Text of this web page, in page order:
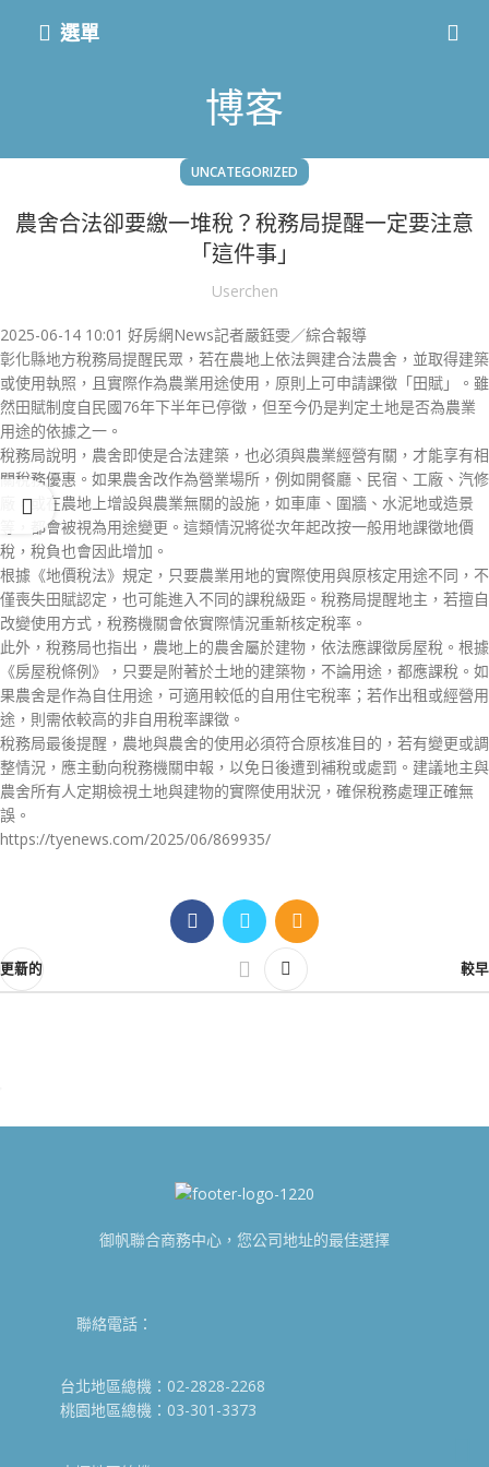
選單
博客
UNCATEGORIZED
農舍合法卻要繳一堆稅？稅務局提醒一定要注意
「這件事」
Userchen
2025-06-14 10:01 好房網News記者嚴鈺雯／綜合報導
彰化縣地方稅務局提醒民眾，若在農地上依法興建合法農舍，並取得建築
或使用執照，且實際作為農業用途使用，原則上可申請課徵「田賦」。雖
然田賦制度自民國76年下半年已停徵，但至今仍是判定土地是否為農業
用途的依據之一。
稅務局說明，農舍即使是合法建築，也必須與農業經營有關，才能享有相
關稅務優惠。如果農舍改作為營業場所，例如開餐廳、民宿、工廠、汽修
廠，或在農地上增設與農業無關的設施，如車庫、圍牆、水泥地或造景
等，都會被視為用途變更。這類情況將從次年起改按一般用地課徵地價
稅，稅負也會因此增加。
根據《地價稅法》規定，只要農業用地的實際使用與原核定用途不同，不
僅喪失田賦認定，也可能進入不同的課稅級距。稅務局提醒地主，若擅自
改變使用方式，稅務機關會依實際情況重新核定稅率。
此外，稅務局也指出，農地上的農舍屬於建物，依法應課徵房屋稅。根據
《房屋稅條例》，只要是附著於土地的建築物，不論用途，都應課稅。如
果農舍是作為自住用途，可適用較低的自用住宅稅率；若作出租或經營用
途，則需依較高的非自用稅率課徵。
稅務局最後提醒，農地與農舍的使用必須符合原核准目的，若有變更或調
整情況，應主動向稅務機關申報，以免日後遭到補稅或處罰。建議地主與
農舍所有人定期檢視土地與建物的實際使用狀況，確保稅務處理正確無
誤。
https://tyenews.com/2025/06/869935/
更新的 較早
御帆聯合商務中心，您公司地址的最佳選擇
聯絡電話：
台北地區總機：02-2828-2268
桃園地區總機：03-301-3373